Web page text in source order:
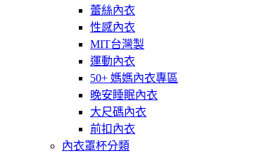
蕾絲內衣
性感內衣
MIT台灣製
運動內衣
50+ 媽媽內衣專區
晚安睡眠內衣
大尺碼內衣
前扣內衣
內衣罩杯分類